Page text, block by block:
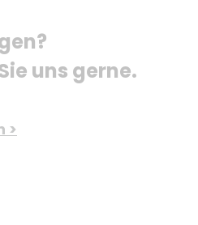
uns gerne.
>